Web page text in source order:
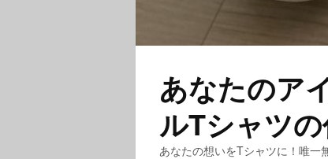
あなたのア
ルTシャツ
あなたの想いをTシャツに！唯一